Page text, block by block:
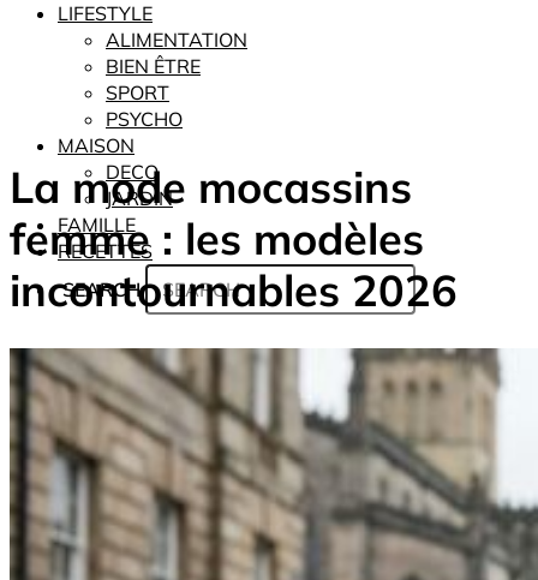
LIFESTYLE
ALIMENTATION
BIEN ÊTRE
SPORT
PSYCHO
MAISON
DECO
JARDIN
FAMILLE
RECETTES
SEARCH
La mode mocassins
femme : les modèles
incontournables 2026